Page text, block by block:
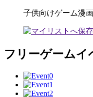
子供向けゲーム漫
フリーゲームイ